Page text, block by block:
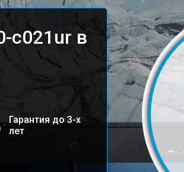
c021ur в
Гарантия до 3-х
лет